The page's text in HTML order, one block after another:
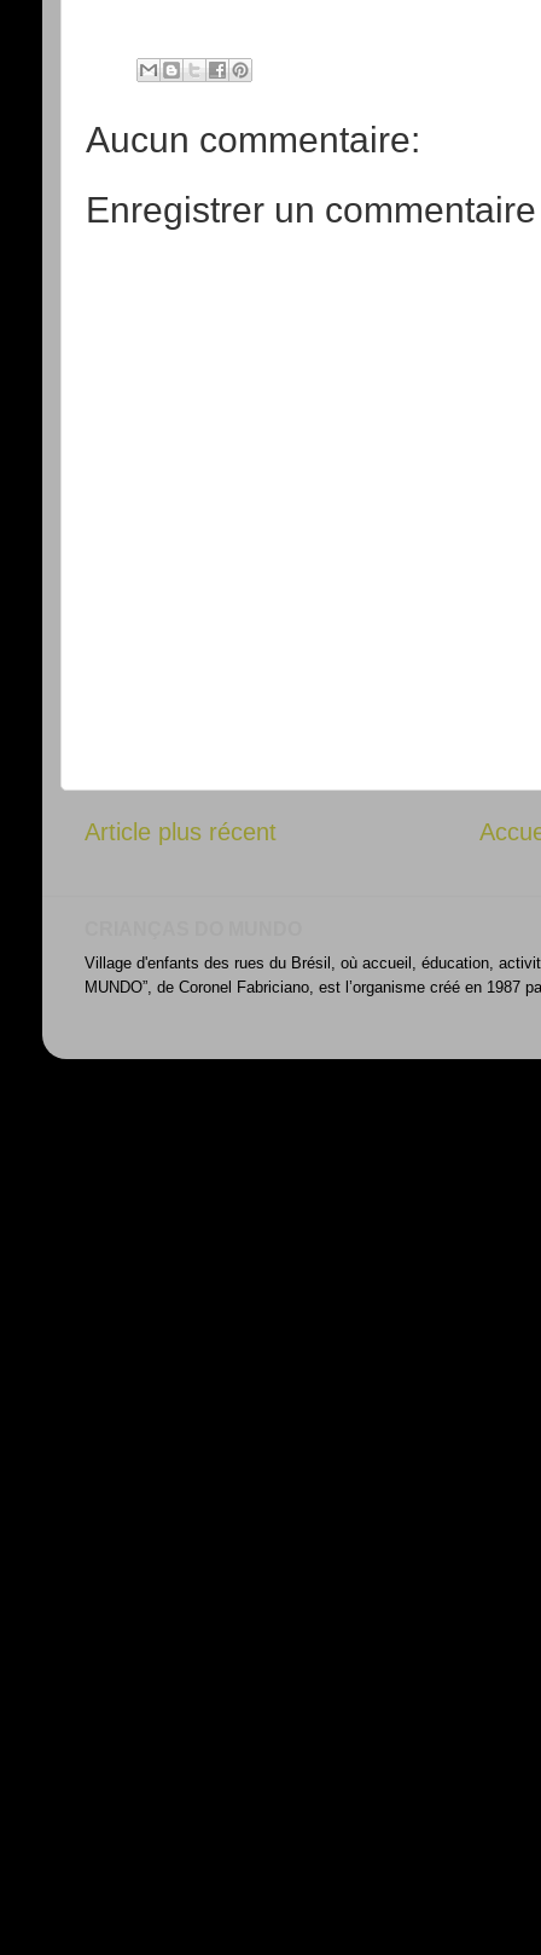
Aucun commentaire:
Enregistrer un commentaire
Article plus récent
Village d'enfants des rues du Brésil, où accueil, éducation,
MUNDO”, de Coronel Fabriciano, est l’organisme créé en